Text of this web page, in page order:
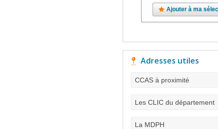
Ajouter à ma
Adresses utiles
CCAS à proximité
Les CLIC du département
La MDPH